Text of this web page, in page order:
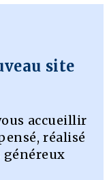
site
accueillir
réalisé
généreux